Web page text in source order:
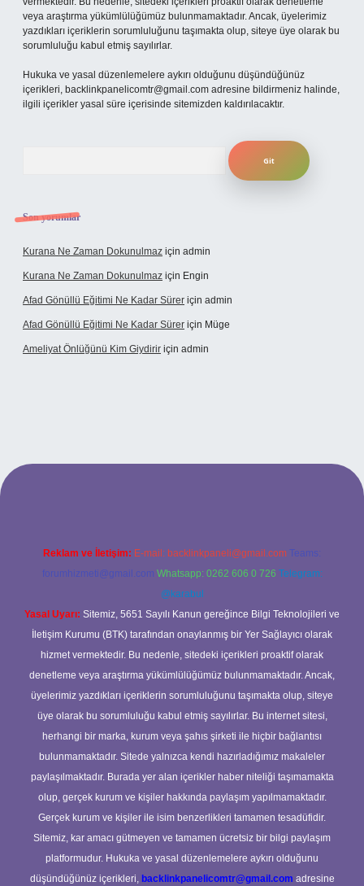
veya araştırma yükümlülüğümüz bulunmamaktadır. Ancak, üyelerimiz
yazdıkları içeriklerin sorumluluğunu taşımakta olup, siteye üye olarak bu
sorumluluğu kabul etmiş sayılırlar.
Hukuka ve yasal düzenlemelere aykırı olduğunu düşündüğünüz
içerikleri, backlinkpanelicomtr@gmail.com adresine bildirmeniz halinde,
ilgili içerikler yasal süre içerisinde sitemizden kaldırılacaktır.
Son yorumlar
Kurana Ne Zaman Dokunulmaz için admin
Kurana Ne Zaman Dokunulmaz için Engin
Afad Gönüllü Eğitimi Ne Kadar Sürer için admin
Afad Gönüllü Eğitimi Ne Kadar Sürer için Müge
Ameliyat Önlüğünü Kim Giydirir için admin
giriş
Reklam ve İletişim: E-mail: backlinkpaneli@gmail.com Teams:
forumhizmeti@gmail.com Whatsapp: 0262 606 0 726 Telegram:
@karabul
Yasal Uyarı: Sitemiz, 5651 Sayılı Kanun gereğince Bilgi Teknolojileri ve
İletişim Kurumu (BTK) tarafından onaylanmış bir Yer Sağlayıcı olarak
hizmet vermektedir. Bu nedenle, sitedeki içerikleri proaktif olarak
denetleme veya araştırma yükümlülüğümüz bulunmamaktadır. Ancak,
üyelerimiz yazdıkları içeriklerin sorumluluğunu taşımakta olup, siteye
üye olarak bu sorumluluğu kabul etmiş sayılırlar. Bu internet sitesi,
herhangi bir marka, kurum veya şahıs şirketi ile hiçbir bağlantısı
bulunmamaktadır. Sitede yalnızca kendi hazırladığımız makaleler
paylaşılmaktadır. Burada yer alan içerikler haber niteliği taşımamakta
olup, gerçek kurum ve kişiler hakkında paylaşım yapılmamaktadır.
Gerçek kurum ve kişiler ile isim benzerlikleri tamamen tesadüfidir.
Sitemiz, kar amacı gütmeyen ve tamamen ücretsiz bir bilgi paylaşım
platformudur. Hukuka ve yasal düzenlemelere aykırı olduğunu
düşündüğünüz içerikleri, backlinkpanelicomtr@gmail.com adresine